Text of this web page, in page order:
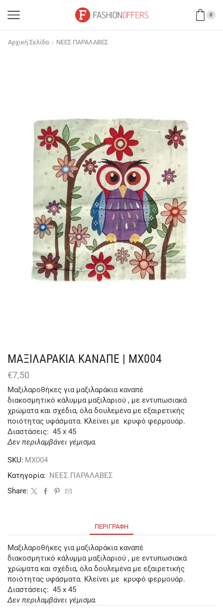
0
Αρχική Σελίδα ΝΕΕΣ ΠΑΡΑΛΑΒΕΣ
ΜΑΞΙΛΑΡΑΚΙΑ ΚΑΝΑΠΕ | ΜΧ004
€7,50
Μαξιλαροθήκες για μαξιλαράκια καναπέ
διακοσμητικό κάλυμμα μαξιλαριού , με εντυπωσιακά
χρώματα και σχέδια, όλα δουλεμένα με εξαιρετικής
ποιότητας υφάσματα. Κλείνει με κρυφό φερμουάρ.
Διαστάσεις: 45 x 45
Δεν περιλαμβάνει γέμισμα.
SKU: ΜΧ004
Κατηγορία: ΝΕΕΣ ΠΑΡΑΛΑΒΕΣ
Share:
ΠΕΡΙΓΡΑΦΉ
Μαξιλαροθήκες για μαξιλαράκια καναπέ
διακοσμητικό κάλυμμα μαξιλαριού , με εντυπωσιακά
χρώματα και σχέδια, όλα δουλεμένα με εξαιρετικής
ποιότητας υφάσματα. Κλείνει με κρυφό φερμουάρ.
Διαστάσεις: 45 x 45
Δεν περιλαμβάνει γέμισμα.